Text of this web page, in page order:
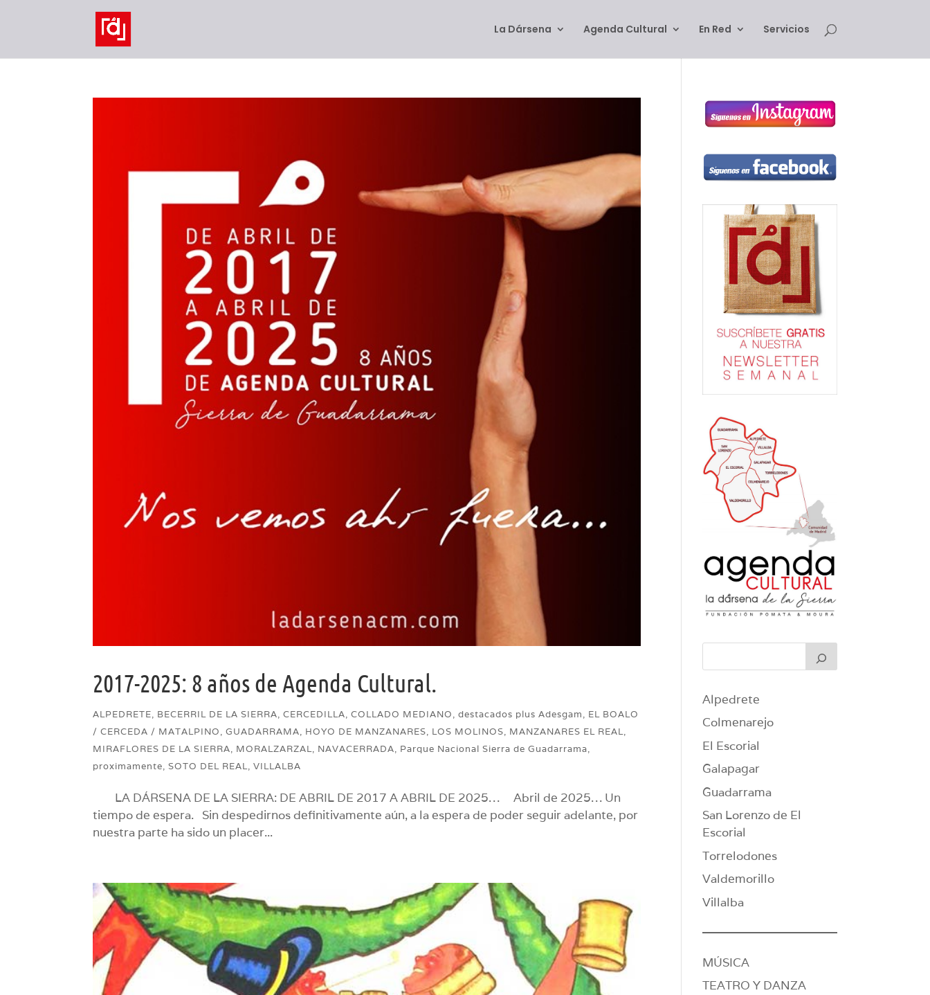
La Dársena Agenda Cultural En Red Servicios
2017-2025: 8 años de Agenda Cultural.
ALPEDRETE, BECERRIL DE LA SIERRA,CERCEDILLA,COLLADO MEDIANO,destacados plus Adesgam, EL BOALO
/ CERCEDA / MATALPINO,GUADARRAMA, HOYO DE MANZANARES, LOS MOLINOS, MANZANARES EL REAL,
MIRAFLORES DE LA SIERRA, MORALZARZAL, NAVACERRADA, Parque Nacional Sierra de Guadarrama,
proximamente,SOTO DEL REAL,VILLALBA
LA DÁRSENA DE LA SIERRA: DE ABRIL DE 2017 A ABRIL DE 2025… Abril de 2025… Un
tiempo de espera. Sin despedirnos definitivamente aún, a la espera de poder seguir adelante, por
nuestra parte ha sido un placer...
Alpedrete
Colmenarejo
El Escorial
Galapagar
Guadarrama
San Lorenzo de El
Escorial
Torrelodones
Valdemorillo
Villalba
MÚSICA
TEATRO Y DANZA